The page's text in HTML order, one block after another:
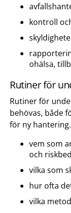
kontroll
ohälsa,
Rutiner för
Rutiner för
behövas, både
för ny
vem som
och
vilka som
hur ofta
vilka